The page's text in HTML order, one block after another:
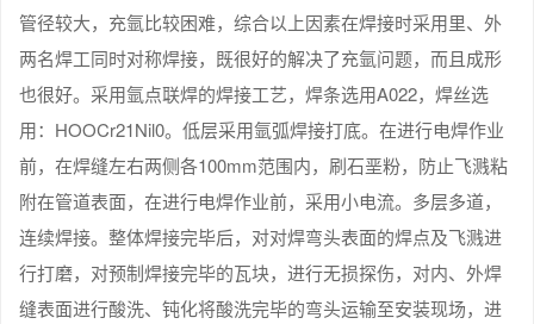
管径较大，充氩比较困难，综合以上因素在焊接时采用里、外
两名焊工同时对称焊接，既很好的解决了充氩问题，而且成形
也很好。采用氩点联焊的焊接工艺，焊条选用A022，焊丝选
用：HOOCr21Nil0。低层采用氩弧焊接打底。在进行电焊作业
前，在焊缝左右两侧各100mm范围内，刷石垩粉，防止飞溅粘
附在管道表面，在进行电焊作业前，采用小电流。多层多道，
连续焊接。整体焊接完毕后，对对焊弯头表面的焊点及飞溅进
行打磨，对预制焊接完毕的瓦块，进行无损探伤，对内、外焊
缝表面进行酸洗、钝化将酸洗完毕的弯头运输至安装现场，进